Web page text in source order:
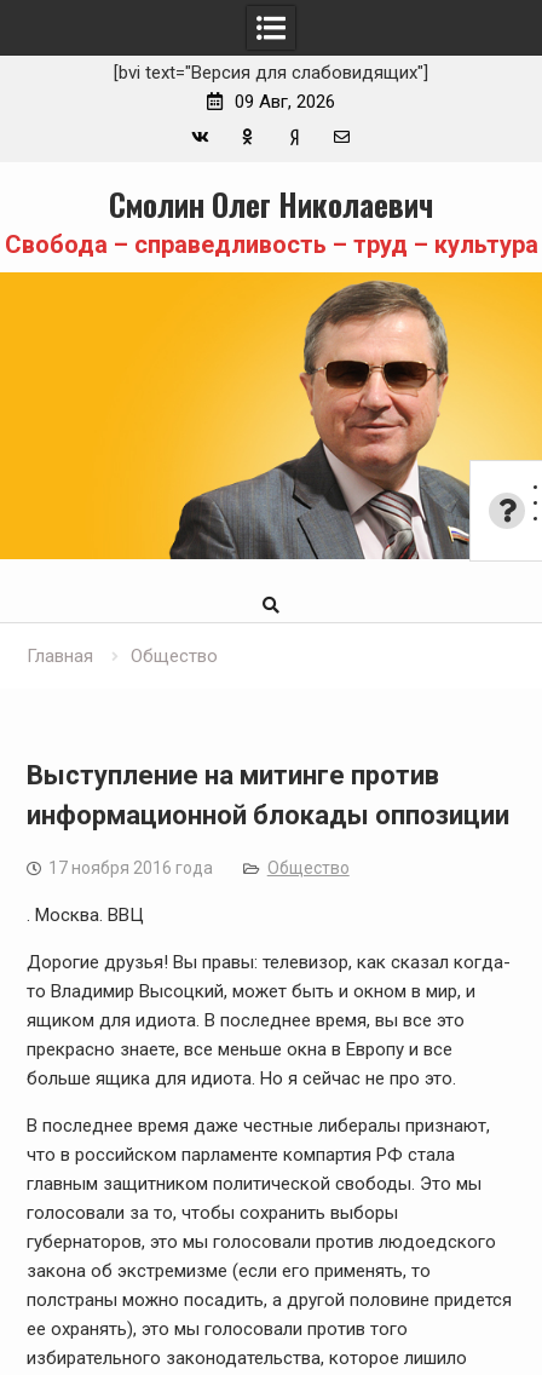
[bvi text="Версия для слабовидящих"]
09 Авг, 2026
Zen
mail
content
Смолин Олег Николаевич
Свобода – справедливость – труд – культура
Главная Общество
Выступление на митинге против
информационной блокады оппозиции
17 ноября 2016 года Общество
. Москва. ВВЦ
Дорогие друзья! Вы правы: телевизор, как сказал когда-
то Владимир Высоцкий, может быть и окном в мир, и
ящиком для идиота. В последнее время, вы все это
прекрасно знаете, все меньше окна в Европу и все
больше ящика для идиота. Но я сейчас не про это.
В последнее время даже честные либералы признают,
что в российском парламенте компартия РФ стала
главным защитником политической свободы. Это мы
голосовали за то, чтобы сохранить выборы
губернаторов, это мы голосовали против людоедского
закона об экстремизме (если его применять, то
полстраны можно посадить, а другой половине придется
ее охранять), это мы голосовали против того
избирательного законодательства, которое лишило